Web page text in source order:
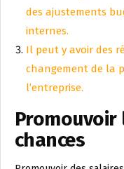
des ajustements
internes.
Il peut y avoir des
changement de la
l’entreprise.
Promouvoir
chances